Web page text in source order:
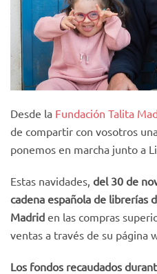
Desde la Fundación Talita
de compartir con vosotros
ponemos en marcha junto a
Estas navidades, del 30 de
cadena española de librerías
Madrid en las compras
ventas a través de su página
Los fondos recaudados